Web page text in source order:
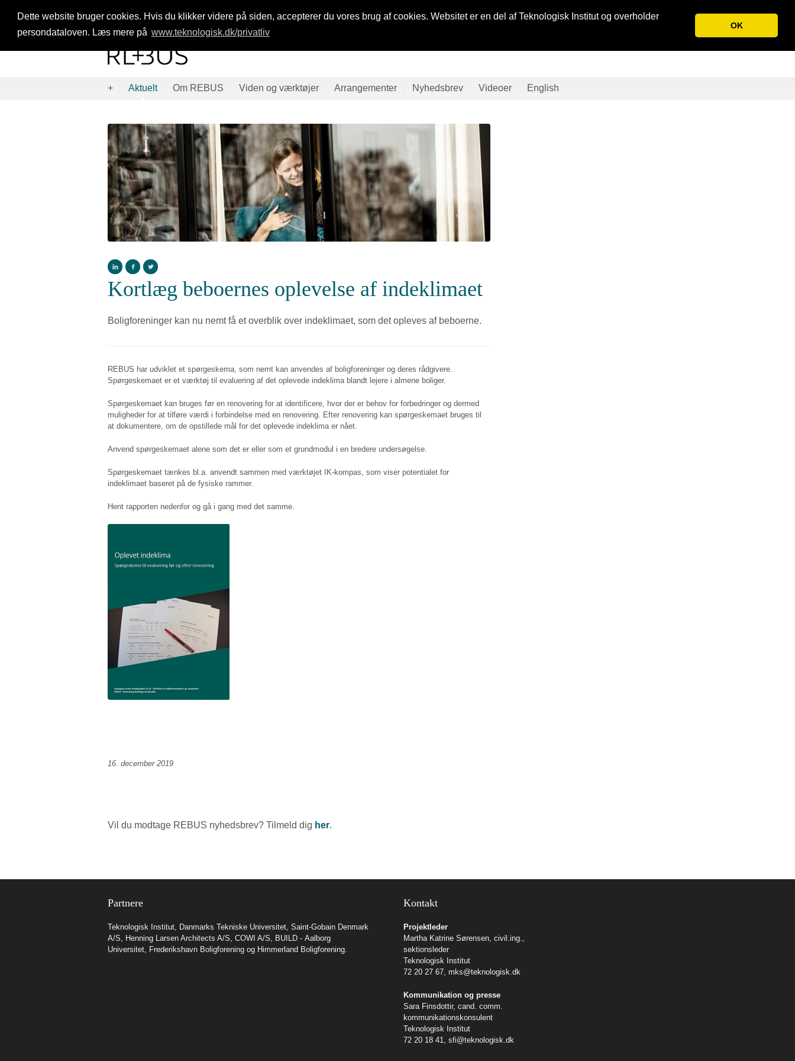
Dette website bruger cookies. Hvis du klikker videre på siden, accepterer du vores brug af cookies. Websitet er en del af Teknologisk Institut og overholder
persondataloven. Læs mere på www.teknologisk.dk/privatliv
OK
+ Aktuelt Om REBUS Viden og værktøjer Arrangementer Nyhedsbrev Videoer English
Kortlæg beboernes oplevelse af indeklimaet
Boligforeninger kan nu nemt få et overblik over indeklimaet, som det opleves af beboerne.
REBUS har udviklet et spørgeskema, som nemt kan anvendes af boligforeninger og deres rådgivere.
Spørgeskemaet er et værktøj til evaluering af det oplevede indeklima blandt lejere i almene boliger.
Spørgeskemaet kan bruges før en renovering for at identificere, hvor der er behov for forbedringer og dermed
muligheder for at tilføre værdi i forbindelse med en renovering. Efter renovering kan spørgeskemaet bruges til
at dokumentere, om de opstillede mål for det oplevede indeklima er nået.
Anvend spørgeskemaet alene som det er eller som et grundmodul i en bredere undersøgelse.
Spørgeskemaet tænkes bl.a. anvendt sammen med værktøjet IK-kompas, som viser potentialet for
indeklimaet baseret på de fysiske rammer.
Hent rapporten nedenfor og gå i gang med det samme.
16. december 2019
Vil du modtage REBUS nyhedsbrev? Tilmeld dig her.
Partnere
Teknologisk Institut Danmarks Tekniske Universitet Saint-Gobain Denmark
A/S
Henning Larsen Architects A/S COWI A/S
BUILD - Aalborg
Universitet
Frederikshavn Boligforening og Himmerland Boligforening
Kontakt
Projektleder
Martha Katrine Sørensen, civil.ing.,
sektionsleder
Teknologisk Institut
72 20 27 67, mks@teknologisk.dk
Kommunikation og presse
Sara Finsdottir, cand. comm.
kommunikationskonsulent
Teknologisk Institut
72 20 18 41, sfi@teknologisk.dk